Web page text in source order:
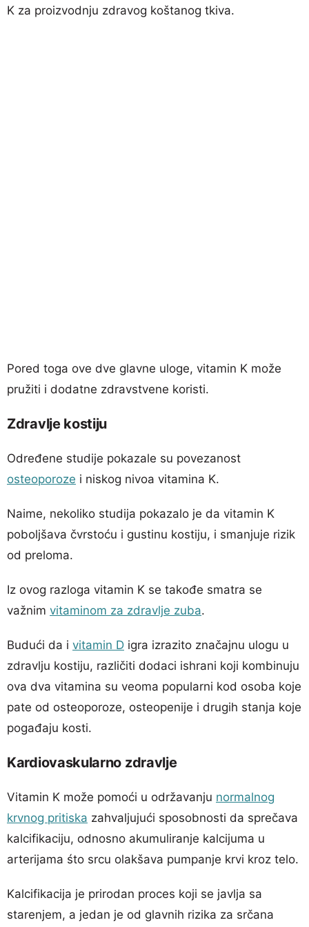
K za proizvodnju zdravog koštanog tkiva.
Pored toga ove dve glavne uloge, vitamin K može
pružiti i dodatne zdravstvene koristi.
Zdravlje kostiju
Određene studije pokazale su povezanost
osteoporoze i niskog nivoa vitamina K.
Naime, nekoliko studija pokazalo je da vitamin K
poboljšava čvrstoću i gustinu kostiju, i smanjuje rizik
od preloma.
Iz ovog razloga vitamin K se takođe smatra se
važnim vitaminom za zdravlje zuba.
Budući da i vitamin D igra izrazito značajnu ulogu u
zdravlju kostiju, različiti dodaci ishrani koji kombinuju
ova dva vitamina su veoma popularni kod osoba koje
pate od osteoporoze, osteopenije i drugih stanja koje
pogađaju kosti.
Kardiovaskularno zdravlje
Vitamin K može pomoći u održavanju normalnog
krvnog pritiska zahvaljujući sposobnosti da sprečava
kalcifikaciju, odnosno akumuliranje kalcijuma u
arterijama śto srcu olakšava pumpanje krvi kroz telo.
Kalcifikacija je prirodan proces koji se javlja sa
starenjem, a jedan je od glavnih rizika za srčana